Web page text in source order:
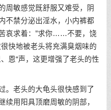
周敏感觉既舒服又难受，阴
不禁分泌出淫水，小内裤都
哀求着：”求你……不要，饶
快地被老头将充满臭烟味的
恩“声，这更增强了老头的性
。老头的大龟头很快感到了
续用阳具顶磨周敏的阴部，